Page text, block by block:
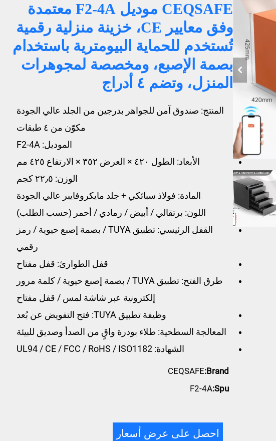
CEQSAFE موديل F2-4A معتمدة
وفق معايير CE، خزينة منزلية رقمية
تُستخدم للحماية البيومترية باستخدام
بصمة الإصبع، ومخصصة لمجوهرات
المنزل، وتضم ٤ أدراج
المنتج: صندوق آمن للجواهر بدرجين من الجلد عالي الجودة
مكوّن من ٤ طبقات
الموديل: F2-4A
الأبعاد: الطول ٤٢٠ × العرض ٣٥٢ × الارتفاع ٤٢٥ مم
الوزن: ٢٢٫٥ كجم
المادة: فولاذ سبائكي + جلد مايكروفايبر عالي الجودة
اللون: برتقالي / أبيض / رمادي / أحمر (حسب الطلب)
القفل الرئيسي: تطبيق TUYA / بصمة إصبع حيوية / رمز
رقمي
قفل الطوارئ: قفل مفتاح
طرق الفتح: تطبيق TUYA / بصمة إصبع حيوية / كلمة مرور
إلكترونية عبر شاشة لمس / قفل مفتاح
وظيفة تطبيق TUYA: فتح التفويض عن بُعد
المعالجة السطحية: طلاء بودرة واقٍ من الصدأ وصديق للبيئة
الشهادة: UL94 / CE / FCC / RoHS / ISO1182
Brand:
CEQSAFE
Spu:
F2-4A
احصل على عرض أسعار